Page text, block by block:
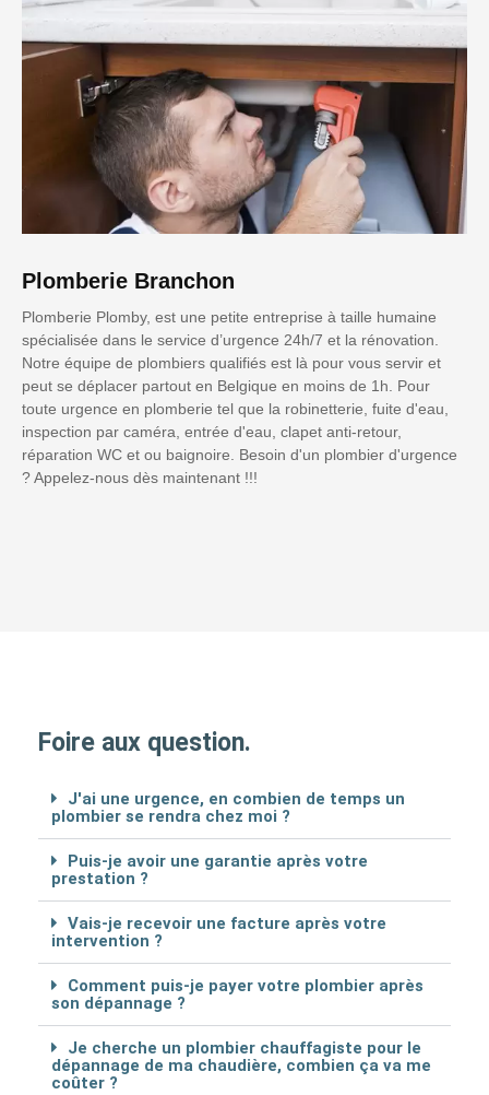
Plomberie Branchon
Plomberie Plomby, est une petite entreprise à taille humaine
spécialisée dans le service d’urgence 24h/7 et la rénovation.
Notre équipe de plombiers qualifiés est là pour vous servir et
peut se déplacer partout en Belgique en moins de 1h. Pour
toute urgence en plomberie tel que la robinetterie, fuite d'eau,
inspection par caméra, entrée d'eau, clapet anti-retour,
réparation WC et ou baignoire. Besoin d'un plombier d'urgence
? Appelez-nous dès maintenant !!!
Foire aux question.
J'ai une urgence, en combien de temps un
plombier se rendra chez moi ?
Puis-je avoir une garantie après votre
prestation ?
Vais-je recevoir une facture après votre
intervention ?
Comment puis-je payer votre plombier après
son dépannage ?
Je cherche un plombier chauffagiste pour le
dépannage de ma chaudière, combien ça va me
coûter ?